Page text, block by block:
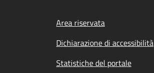
Footer menu
Area riservata
Dichiarazione di accessibilità
Statistiche del portale